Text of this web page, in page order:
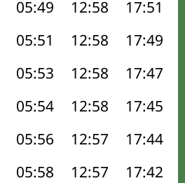
05:49 12:58 17:51
05:51 12:58 17:49
05:53 12:58 17:47
05:54 12:58 17:45
05:56 12:57 17:44
05:58 12:57 17:42